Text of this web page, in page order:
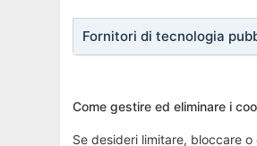
Fornitori di tecnologia
Come gestire ed eliminare i
Se desideri limitare, bloccare